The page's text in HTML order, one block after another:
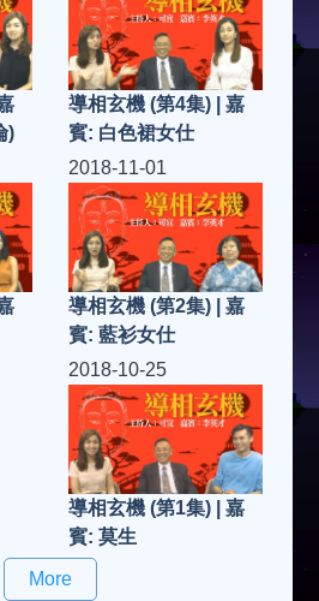
)
導相玄機 (第4集) | 嘉
賓: 白色裙女仕
2018-11-01
導相玄機 (第2集) | 嘉
賓: 藍衫女仕
2018-10-25
導相玄機 (第1集) | 嘉
賓: 莫生
More